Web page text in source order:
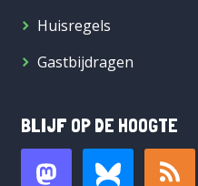
Huisregels
Gastbijdragen
BLIJF OP DE HOOGTE